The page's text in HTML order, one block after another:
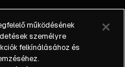
működésének
személyre
felkínálásához és